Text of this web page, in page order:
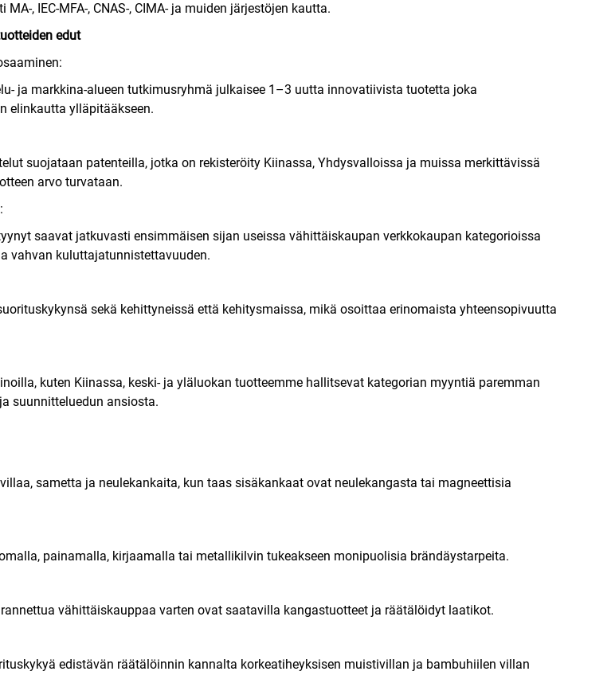
, IEC-MFA-, CNAS-, CIMA- ja muiden järjestöjen kautta.
edut
ja markkina-alueen tutkimusryhmä julkaisee 1–3 uutta innovatiivista tuotetta joka
elinkautta ylläpitääkseen.
suojataan patenteilla, jotka on rekisteröity Kiinassa, Yhdysvalloissa ja muissa merkittävissä
arvo turvataan.
saavat jatkuvasti ensimmäisen sijan useissa vähittäiskaupan verkkokaupan kategorioissa
vahvan kuluttajatunnistettavuuden.
sekä kehittyneissä että kehitysmaissa, mikä osoittaa erinomaista yhteensopivuutta
kuten Kiinassa, keski- ja yläluokan tuotteemme hallitsevat kategorian myyntiä paremman
suunnitteluedun ansiosta.
sametta ja neulekankaita, kun taas sisäkankaat ovat neulekangasta tai magneettisia
painamalla, kirjaamalla tai metallikilvin tukeakseen monipuolisia brändäystarpeita.
vähittäiskauppaa varten ovat saatavilla kangastuotteet ja räätälöidyt laatikot.
edistävän räätälöinnin kannalta korkeatiheyksisen muistivillan ja bambuhiilen villan